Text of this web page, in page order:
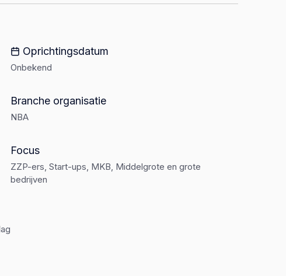
Oprichtingsdatum
Onbekend
Branche organisatie
NBA
Focus
ZZP-ers, Start-ups, MKB, Middelgrote en grote
bedrijven